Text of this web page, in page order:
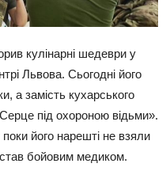
кулінарні шедеври у
Львова. Сьогодні його
а замість кухарського
під охороною відьми».
його нарешті не взяли
бойовим медиком.